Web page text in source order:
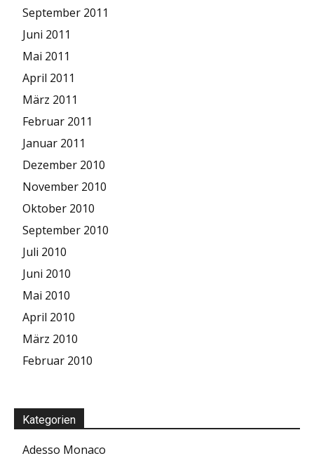
September 2011
Juni 2011
Mai 2011
April 2011
März 2011
Februar 2011
Januar 2011
Dezember 2010
November 2010
Oktober 2010
September 2010
Juli 2010
Juni 2010
Mai 2010
April 2010
März 2010
Februar 2010
Kategorien
Adesso Monaco